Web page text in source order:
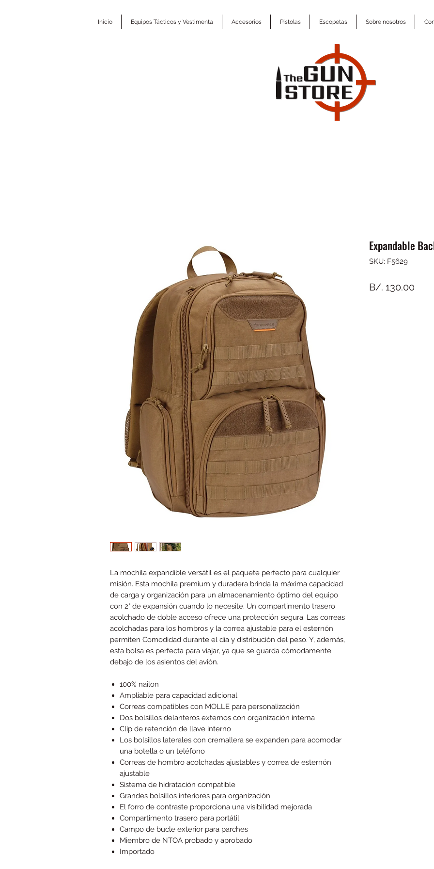
Inicio Equipos Tácticos y Vestimenta Accesorios Pistolas Escopetas Sobre nosotros
La mochila expandible versátil es el paquete perfecto para cualquier
misión. Esta mochila premium y duradera brinda la máxima capacidad
de carga y organización para un almacenamiento óptimo del equipo
con 2" de expansión cuando lo necesite. Un compartimento trasero
acolchado de doble acceso ofrece una protección segura. Las correas
acolchadas para los hombros y la correa ajustable para el esternón
permiten Comodidad durante el día y distribución del peso. Y, además,
esta bolsa es perfecta para viajar, ya que se guarda cómodamente
debajo de los asientos del avión.
100% nailon
Ampliable para capacidad adicional
Correas compatibles con MOLLE para personalización
Dos bolsillos delanteros externos con organización interna
Clip de retención de llave interno
Los bolsillos laterales con cremallera se expanden para acomodar
una botella o un teléfono
Correas de hombro acolchadas ajustables y correa de esternón
ajustable
Sistema de hidratación compatible
Grandes bolsillos interiores para organización.
El forro de contraste proporciona una visibilidad mejorada
Compartimento trasero para portátil
Campo de bucle exterior para parches
Miembro de NTOA probado y aprobado
Importado
Expandable
SKU: F5629
B/. 130.00